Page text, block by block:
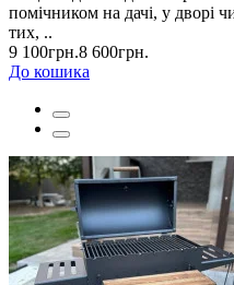
помічником на дачі, у дворі
тих, ..
9 100грн.8 600грн.
До кошика